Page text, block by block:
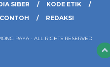
SIBER
KODE ETIK
REDAKSI
RAYA - ALL RIGHTS RESERVED